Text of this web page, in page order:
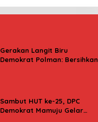
Gerakan Langit Biru
Demokrat Polman: Bersihkan
Sambut HUT ke-25, DPC
Demokrat Mamuju Gelar